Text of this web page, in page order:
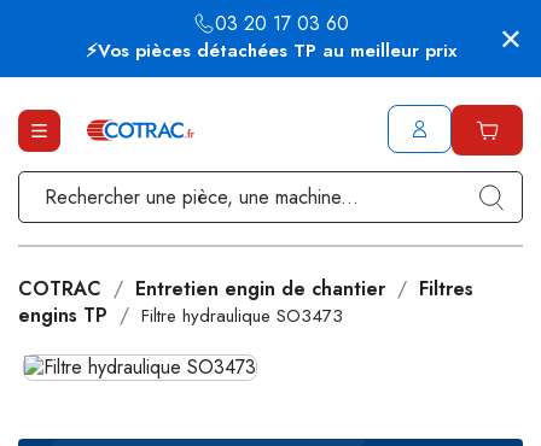
⚡Vos pièces détachées TP au meilleur prix
03 20 17 03 60
COTRAC Entretien engin de chantier
Filtres
engins TP
Filtre hydraulique SO3473